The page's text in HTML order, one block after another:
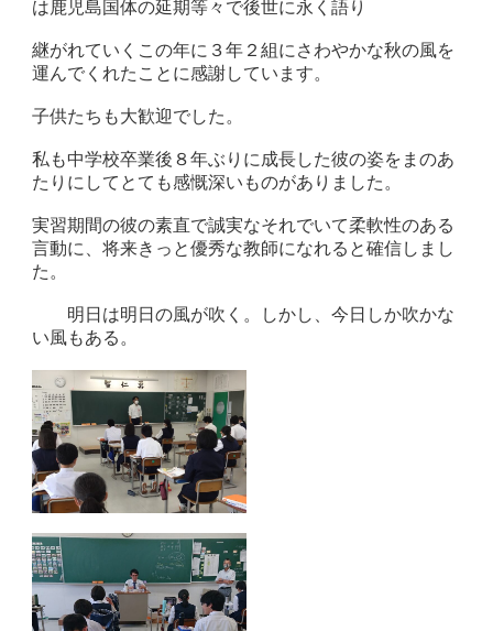
は鹿児島国体の延期等々で後世に永く語り
継がれていくこの年に３年２組にさわやかな秋の風を
運んでくれたことに感謝しています。
子供たちも大歓迎でした。
私も中学校卒業後８年ぶりに成長した彼の姿をまのあ
たりにしてとても感慨深いものがありました。
実習期間の彼の素直で誠実なそれでいて柔軟性のある
言動に、将来きっと優秀な教師になれると確信しまし
た。
明日は明日の風が吹く。しかし、今日しか吹かな
い風もある。